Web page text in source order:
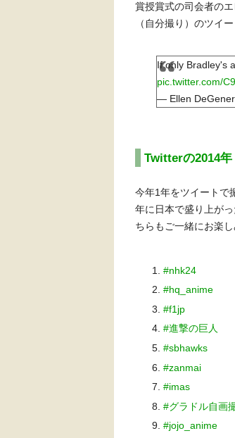
賞授賞式の司会者の
（自分撮り）のツイ
If only Bradley's
pic.twitter.com/
— Ellen
Twitterの2014年
今年1年をツイートで
年に日本で盛り上が
ちらもご一緒にお楽し
#nhk24
#hq_anime
#f1jp
#進撃の巨人
#sbhawks
#zanmai
#imas
#グラドル自画
#jojo_anime